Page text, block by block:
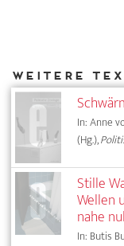
In: Anne
(Hg.),
Stille
Wellen
nahe
In: Butis